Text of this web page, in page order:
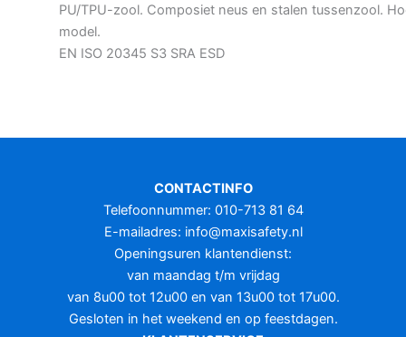
PU/TPU-zool. Composiet neus en stalen tussenzool.
model.
EN ISO 20345 S3 SRA ESD
CONTACTINFO
Telefoonnummer: 010-713 81 64
E-mailadres: info@maxisafety.nl
Openingsuren klantendienst:
van maandag t/m vrijdag
van 8u00 tot 12u00 en van 13u00 tot 17u00.
Gesloten in het weekend en op feestdagen.